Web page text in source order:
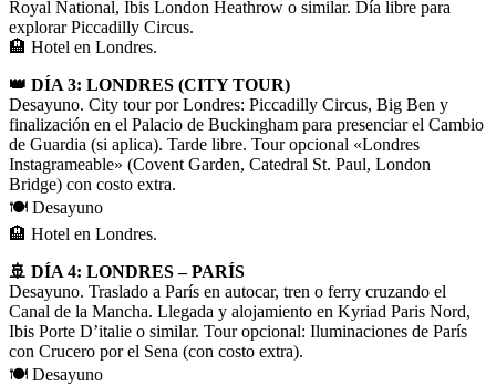
Royal National, Ibis London Heathrow o similar. Día libre para
explorar Piccadilly Circus.
🏨 Hotel en Londres.
👑 DÍA 3: LONDRES (CITY TOUR)
Desayuno. City tour por Londres: Piccadilly Circus, Big Ben y
finalización en el Palacio de Buckingham para presenciar el Cambio
de Guardia (si aplica). Tarde libre. Tour opcional «Londres
Instagrameable» (Covent Garden, Catedral St. Paul, London
Bridge) con costo extra.
🍽️ Desayuno
🏨 Hotel en Londres.
🚢 DÍA 4: LONDRES – PARÍS
Desayuno. Traslado a París en autocar, tren o ferry cruzando el
Canal de la Mancha. Llegada y alojamiento en Kyriad Paris Nord,
Ibis Porte D’italie o similar. Tour opcional: Iluminaciones de París
con Crucero por el Sena (con costo extra).
🍽️ Desayuno